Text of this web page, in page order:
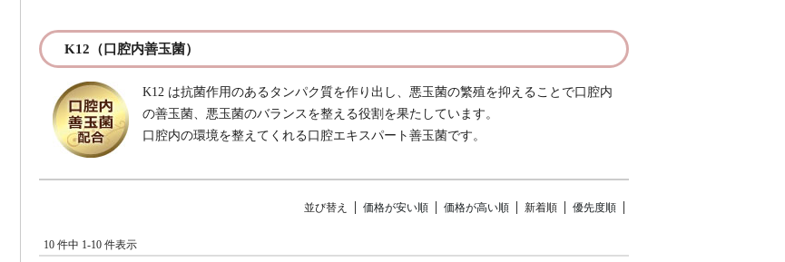
K12（口腔内善玉菌）
K12 は抗菌作用のあるタンパク質を作り出し、悪玉菌の繁殖を抑えることで口腔内
の善玉菌、悪玉菌のバランスを整える役割を果たしています。
口腔内の環境を整えてくれる口腔エキスパート善玉菌です。
並び替え 価格が安い順 価格が高い順 新着順 優先度順
10 件中 1-10 件表示